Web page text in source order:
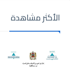
الأكثر مشاهدة